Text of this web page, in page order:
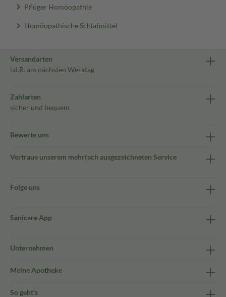
Pflüger Homöopathie
Homöopathische Schlafmittel
Versandarten
i.d.R. am nächsten Werktag
Zahlarten
sicher und bequem
Bewerte uns
Vertraue unserem mehrfach ausgezeichneten Service
Folge uns
Sanicare App
Unternehmen
Meine Apotheke
So geht's